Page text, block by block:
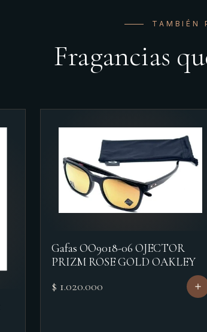
TAMBIÉN
Fragancias
Gafas OO9018-06 OJECTOR
PRIZM ROSE GOLD OAKLEY
$ 1.020.000